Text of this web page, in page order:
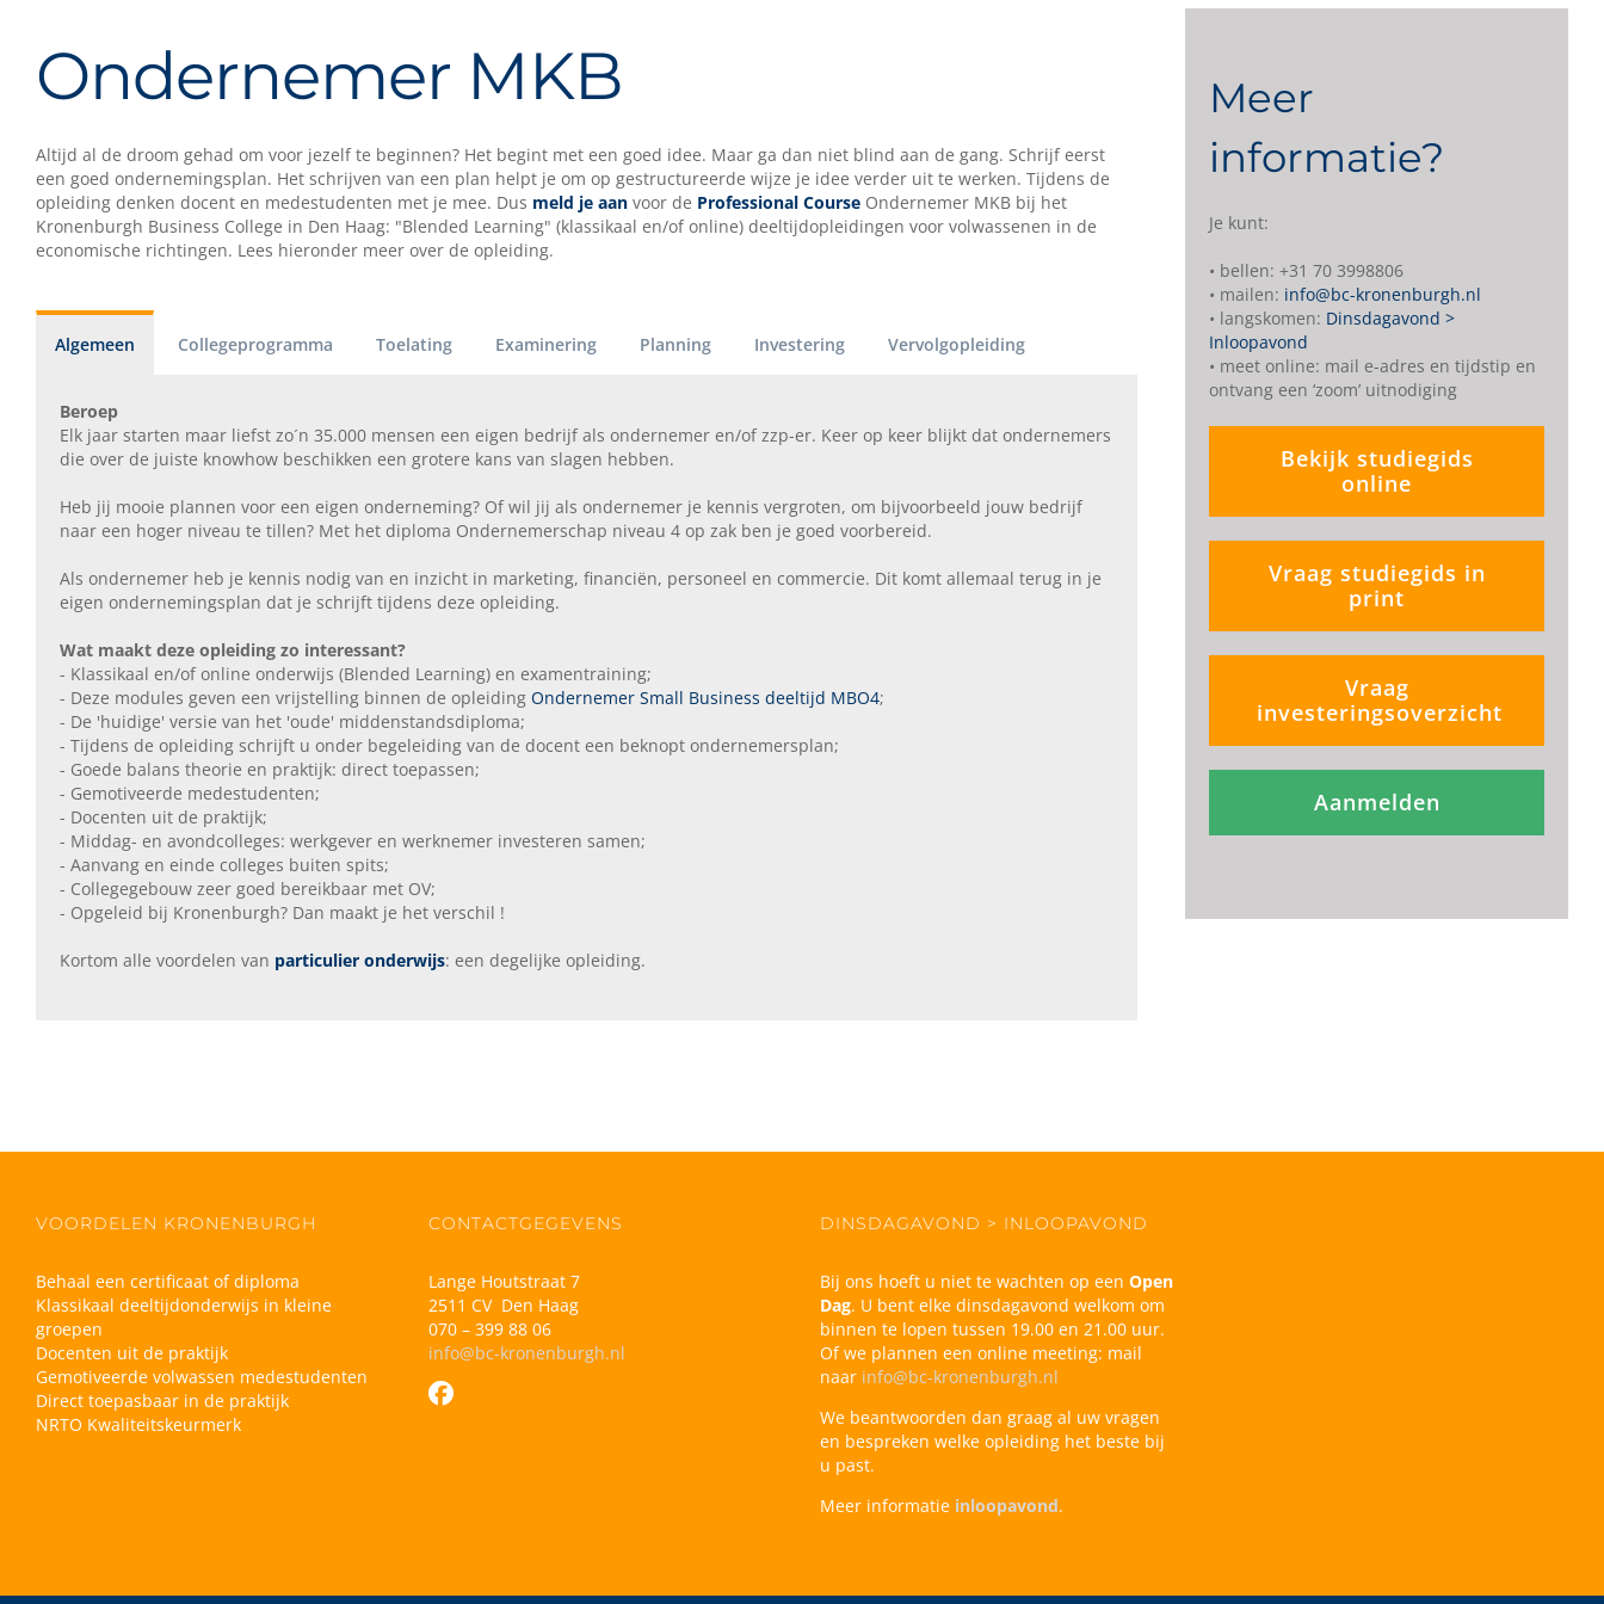
Ondernemer MKB
Altijd al de droom gehad om voor jezelf te beginnen? Het begint met een goed idee. Maar ga dan niet blind aan de gang. Schrijf eerst
een goed ondernemingsplan. Het schrijven van een plan helpt je om op gestructureerde wijze je idee verder uit te werken. Tijdens de
opleiding denken docent en medestudenten met je mee. Dus meld je aan voor de Professional Course Ondernemer MKB bij het
Kronenburgh Business College in Den Haag: "Blended Learning" (klassikaal en/of online) deeltijdopleidingen voor volwassenen in de
economische richtingen. Lees hieronder meer over de opleiding.
Algemeen Collegeprogramma Toelating Examinering Planning Investering Vervolgopleiding
Beroep
Elk jaar starten maar liefst zo´n 35.000 mensen een eigen bedrijf als ondernemer en/of zzp-er. Keer op keer blijkt dat ondernemers
die over de juiste knowhow beschikken een grotere kans van slagen hebben.
Heb jij mooie plannen voor een eigen onderneming? Of wil jij als ondernemer je kennis vergroten, om bijvoorbeeld jouw bedrijf
naar een hoger niveau te tillen? Met het diploma Ondernemerschap niveau 4 op zak ben je goed voorbereid.
Als ondernemer heb je kennis nodig van en inzicht in marketing, financiën, personeel en commercie. Dit komt allemaal terug in je
eigen ondernemingsplan dat je schrijft tijdens deze opleiding.
Wat maakt deze opleiding zo interessant?
- Klassikaal en/of online onderwijs (Blended Learning) en examentraining;
- Deze modules geven een vrijstelling binnen de opleiding Ondernemer Small Business deeltijd MBO4;
- De 'huidige' versie van het 'oude' middenstandsdiploma;
- Tijdens de opleiding schrijft u onder begeleiding van de docent een beknopt ondernemersplan;
- Goede balans theorie en praktijk: direct toepassen;
- Gemotiveerde medestudenten;
- Docenten uit de praktijk;
- Middag- en avondcolleges: werkgever en werknemer investeren samen;
- Aanvang en einde colleges buiten spits;
- Collegegebouw zeer goed bereikbaar met OV;
- Opgeleid bij Kronenburgh? Dan maakt je het verschil !
Kortom alle voordelen van particulier onderwijs: een degelijke opleiding.
Meer
informatie?
Je kunt:
• bellen: +31 70 3998806
• mailen: info@bc-kronenburgh.nl
• langskomen: Dinsdagavond >
Inloopavond
• meet online: mail e-adres en tijdstip en
ontvang een ‘zoom’ uitnodiging
Bekijk studiegids
online
Vraag studiegids in
print
Vraag
investeringsoverzicht
Aanmelden
VOORDELEN KRONENBURGH
Behaal een certificaat of diploma
Klassikaal deeltijdonderwijs in kleine
groepen
Docenten uit de praktijk
Gemotiveerde volwassen medestudenten
Direct toepasbaar in de praktijk
NRTO Kwaliteitskeurmerk
CONTACTGEGEVENS
Lange Houtstraat 7
2511 CV Den Haag
070 – 399 88 06
info@bc-kronenburgh.nl
DINSDAGAVOND > INLOOPAVOND
Bij ons hoeft u niet te wachten op een Open
Dag. U bent elke dinsdagavond welkom om
binnen te lopen tussen 19.00 en 21.00 uur.
Of we plannen een online meeting: mail
naar info@bc-kronenburgh.nl
We beantwoorden dan graag al uw vragen
en bespreken welke opleiding het beste bij
u past.
Meer informatie inloopavond.